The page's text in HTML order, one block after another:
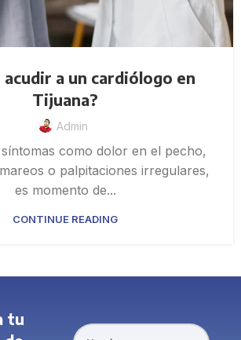
acudir a un cardiólogo en
Tijuana?
Admin
como dolor en el pecho,
o palpitaciones irregulares,
es momento de...
CONTINUE READING
tu